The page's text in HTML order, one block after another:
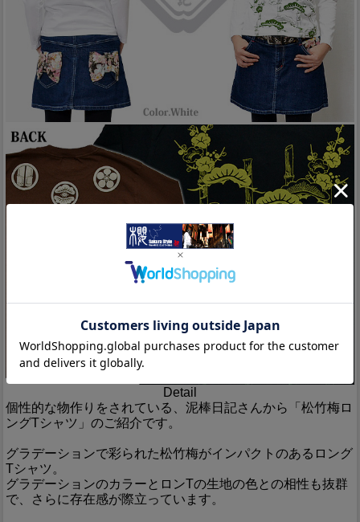
Detail
個性的な物作りをされている、泥棒日記さんから「松竹梅ロ
ングTシャツ」のご紹介です。
グラデーションで彩られた松竹梅がインパクトのあるロング
Tシャツ。
グラデーションのカラーとロンTの生地の色との相性も抜群
で、さらに存在感が際立っています。